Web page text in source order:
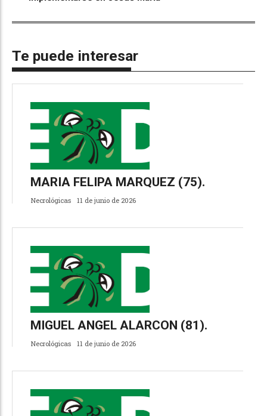
Te puede interesar
MARIA FELIPA MARQUEZ (75).
Necrológicas 11 de junio de 2026
MIGUEL ANGEL ALARCON (81).
Necrológicas 11 de junio de 2026